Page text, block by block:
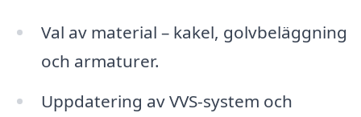
Val av material – kakel, golvbeläggning
och armaturer.
Uppdatering av VVS-system och